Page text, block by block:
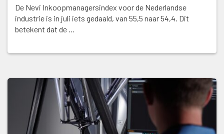
De Nevi Inkoopmanagersindex voor de Nederlandse
industrie is in juli iets gedaald, van 55,5 naar 54,4. Dit
betekent dat de …